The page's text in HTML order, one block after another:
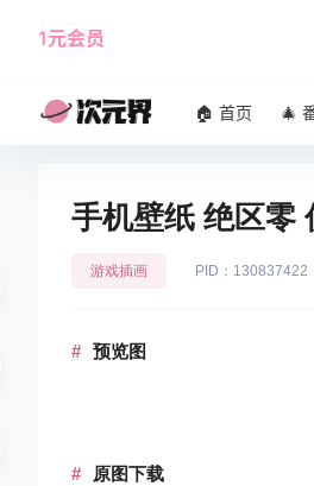
1元会员
🏠 首页 🎄
手机壁纸 绝区零
游戏插画 PID：130837422
预览图
原图下载